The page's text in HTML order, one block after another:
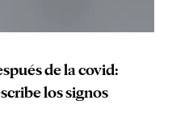
de la covid:
los signos